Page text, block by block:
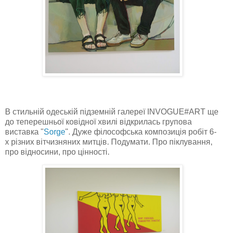
В стильній одеській підземній галереї INVOGUE#ART ще
до теперешньої ковідної хвилі відкрилась групова
виставка "Sorge". Дуже філософська композиція робіт 6-
х різних вітчизняних митців. Подумати. Про піклування,
про відносини, про цінності.